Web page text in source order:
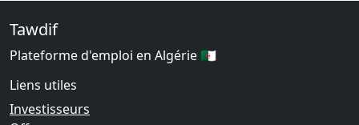
Tawdif
Plateforme d'emploi en Algérie 🇩🇿
Liens utiles
Investisseurs